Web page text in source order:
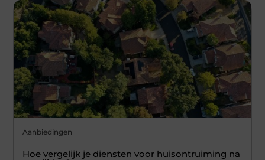
Aanbiedingen
Hoe vergelijk je diensten voor huisontruiming na